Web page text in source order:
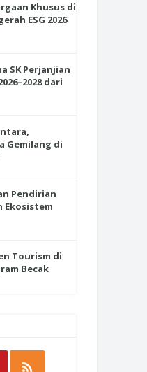
Khusus di
ESG 2026
SK Perjanjian
dari
Gemilang di
Pendirian
Ekosistem
Tourism di
Becak